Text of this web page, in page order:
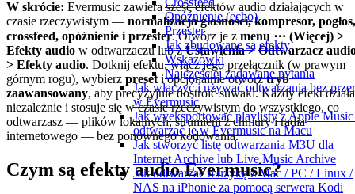
Opóźnienie (echo)
Przester
Jak zbudowane są efekty
Wskazówki
Najczęściej zadawane pytania
Jak włączyć i używać odtwarzania bez
w Evermusic
Jak wyeksportować playlisty z Apple
odtwarzać je w Evermusic na Macu
Jak stworzyć listę odtwarzania M3U dla
Internet Archive lub Live Music Archive
Jak odtwarzać muzykę z Mac / PC / Linux /
NAS na iPhonie za pomocą serwera Kodi
W skrócie: Evermusic zawiera sześć efektów audio działających w
czasie rzeczywistym — normalizacja głośności, kompresor, pogłos,
crossfeed, opóźnienie i przester. Otwórz je z menu ⋯ (Więcej) >
Efekty audio w odtwarzaczu lub zUstawienia > Odtwarzacz
> Efekty audio. Dotknij efektu, włącz jego przełącznik (w prawym
górnym rogu), wybierz preset i opcjonalnie otwórztryb
zaawansowany, aby precyzyjnie dostroić suwaki. Każdy efekt działa
niezależnie i stosuje się w czasie rzeczywistym do wszystkiego, co
odtwarzasz — plików lokalnych, strumieni z chmury i radia
internetowego — bez ponownego kodowania.
Czym są efekty audio Evermusic?